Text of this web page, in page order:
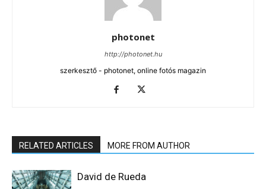
photonet
http://photonet.hu
szerkesztő - photonet, online fotós magazin
RELATED ARTICLES MORE FROM AUTHOR
David de Rueda